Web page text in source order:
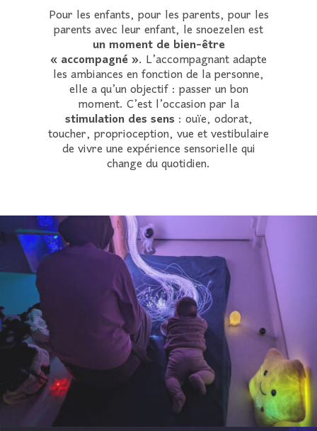
Pour les enfants, pour les parents, pour les
parents avec leur enfant, le snoezelen est
un moment de bien-être
« accompagné ». L’accompagnant adapte
les ambiances en fonction de la personne,
elle a qu’un objectif : passer un bon
moment.C’est l’occasion par la
stimulation des sens: ouïe, odorat,
toucher, proprioception, vue et vestibulaire
de vivre une expérience sensorielle qui
change du quotidien.